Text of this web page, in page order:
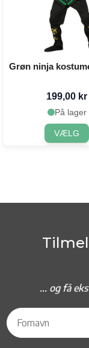
Grøn ninja
199,00 kr
På lager
VÆLG
... og få